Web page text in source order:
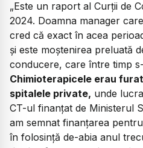
„Este un raport al Curţii de
2024. Doamna manager
cred că exact în acea
şi este moştenirea preluată
conducere, care între timp
Chimioterapicele erau
spitalele private, unde
CT-ul finanţat de Ministerul
am semnat finanţarea
în folosinţă de-abia anul